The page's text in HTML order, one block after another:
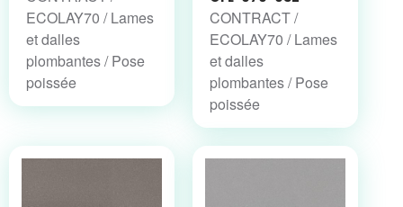
ECOLAY70 / Lames
et dalles
plombantes / Pose
poissée
CONTRACT /
ECOLAY70 / Lames
et dalles
plombantes / Pose
poissée